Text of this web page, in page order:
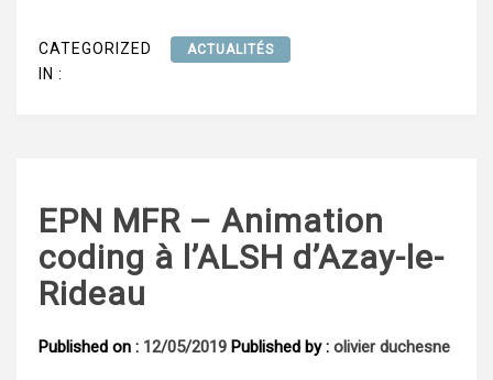
CATEGORIZED
IN :
ACTUALITÉS
EPN MFR – Animation
coding à l’ALSH d’Azay-le-
Rideau
Published on : 12/05/2019 Published by : olivier duchesne